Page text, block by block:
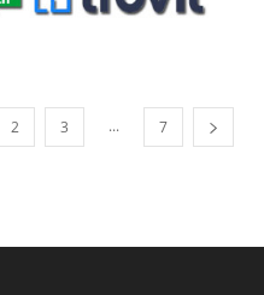
2 3 ... 7